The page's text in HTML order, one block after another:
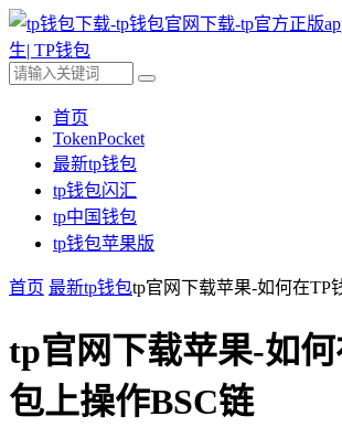
首页
TokenPocket
最新tp钱包
tp钱包闪汇
tp中国钱包
tp钱包苹果版
首页 最新tp钱包tp官网下载苹果-如何在TP
tp官网下载苹果-如
包上操作BSC链